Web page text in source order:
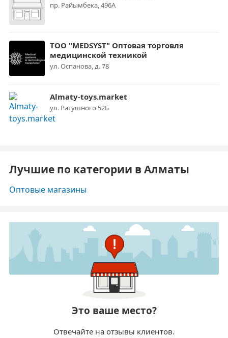
пр. Райымбека, 496А
ТОО "MEDSYST" Оптовая торговля
медицинской техникой
ул. Оспанова, д. 78
Almaty-toys.market
ул. Ратушного 52Б
Лучшие по категории в Алматы
Оптовые магазины
Это ваше место?
Отвечайте на отзывы клиентов.